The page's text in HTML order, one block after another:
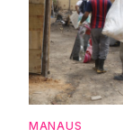
MANAUS